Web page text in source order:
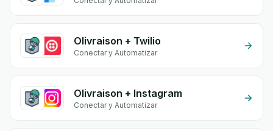
Olivraison + Twilio
Conectar y Automatizar
Olivraison + Instagram
Conectar y Automatizar